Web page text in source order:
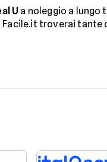
U a noleggio a lungo
troverai tante